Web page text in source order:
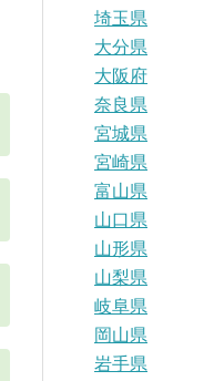
埼玉県
大分県
大阪府
奈良県
宮城県
宮崎県
富山県
山口県
山形県
山梨県
岐阜県
岡山県
岩手県